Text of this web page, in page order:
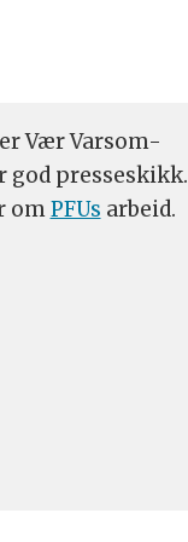
Vær Varsom-
god presseskikk.
omPFUs arbeid.